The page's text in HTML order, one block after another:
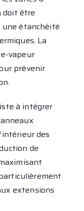
doit être
une étanchéité
La
vapeur
prévenir
à intégrer
des
de
extensions